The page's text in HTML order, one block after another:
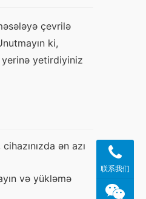
çevrilə
ki,
yerinə yetirdiyiniz
ən azı
və yükləmə
联系我们